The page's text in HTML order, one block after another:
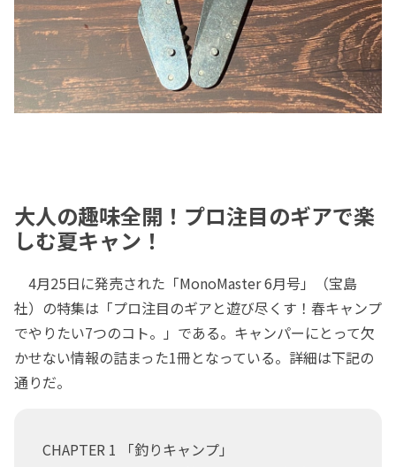
大人の趣味全開！プロ注目のギアで楽
しむ夏キャン！
4月25日に発売された「MonoMaster 6月号」（宝島
社）の特集は「プロ注目のギアと遊び尽くす！春キャンプ
でやりたい7つのコト。」である。キャンパーにとって欠
かせない情報の詰まった1冊となっている。詳細は下記の
通りだ。
CHAPTER 1 「釣りキャンプ」